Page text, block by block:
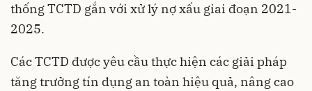
thống TCTD gắn với xử lý nợ xấu giai đoạn 2021-
2025.
Các TCTD được yêu cầu thực hiện các giải pháp
tăng trưởng tín dụng an toàn hiệu quả, nâng cao